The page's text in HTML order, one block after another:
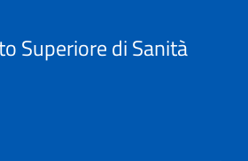
Superiore di Sanità